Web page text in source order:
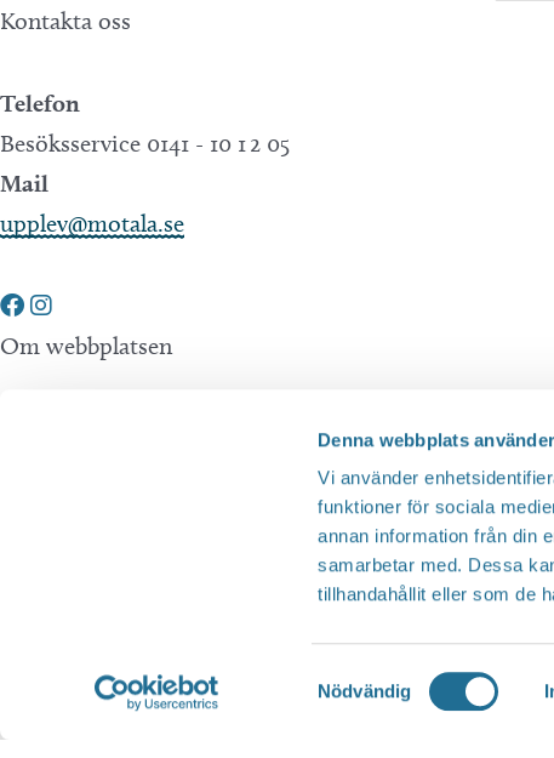
Denna webbplats
Vi använder
funktioner för sociala
annan information från din
samarbetar med. Dessa
tillhandahållit eller som de
Samtyckesval
Nödvändig
Kontakta oss
Telefon
Besöksservice 0141 - 10 1 2 05
Mail
upplev@motala.se
Om webbplatsen
Tillgänglighetsredogörelse
Sjöstadskortet
Översätt